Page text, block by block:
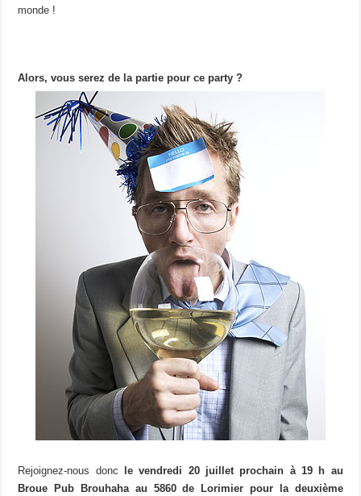
monde !
Alors, vous serez de la partie pour ce party ?
Rejoignez-nous donc
le vendredi 20 juillet prochain à 19 h au
Broue Pub Brouhaha au 5860 de Lorimier pour la deuxième